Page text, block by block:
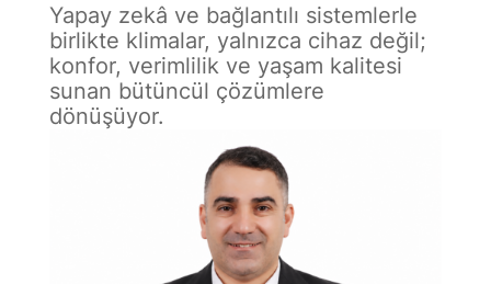
Yapay zekâ ve bağlantılı sistemlerle
birlikte klimalar, yalnızca cihaz değil;
konfor, verimlilik ve yaşam kalitesi
sunan bütüncül çözümlere
dönüşüyor.